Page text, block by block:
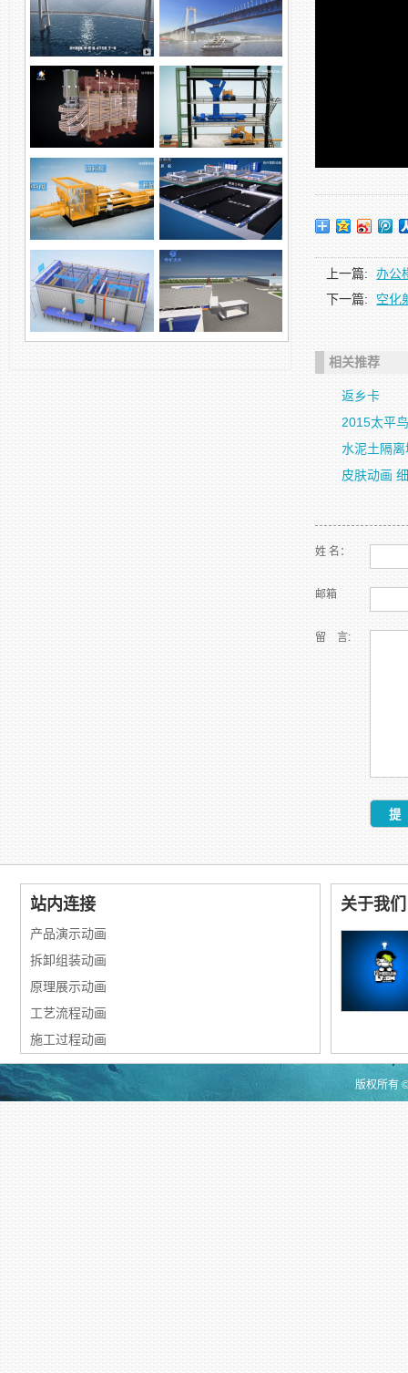
跨海大桥混凝土涂装方
案，防腐方案
五峰山长江大桥除湿演
示动画
徐州变压器模型展示 三
维设备拆分动画
浓浆泵业废物处理
柱塞泵环保产品 自动化科技，煤矿领域
上一篇:
办公
下一篇:
空化
相关推荐
返乡卡
2015太平
水泥土隔
皮肤动画
姓 名：
邮箱
留 言:
站内连接
产品演示动画
拆卸组装动画
原理展示动画
工艺流程动画
施工过程动画
关于我们
版权所有